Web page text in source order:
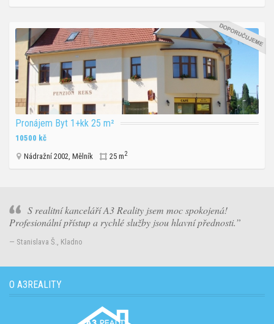
Pronájem Byt 1+kk 25 m²
10500 kč
Nádražní 2002, Mělník 25 m2
S realitní kanceláří A3 Reality jsem moc spokojená!
Profesionální přístup a rychlé služby jsou hlavní přednosti.
— Stanislava Š., Kladno
O A3REALITY